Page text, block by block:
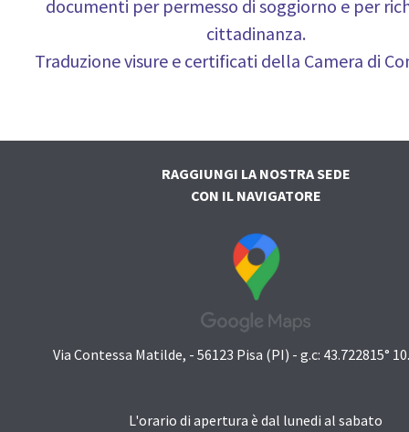
documenti per permesso di soggiorno e per
cittadinanza.
Traduzione visure e certificati della Camera di
RAGGIUNGI LA NOSTRA SEDE
CON IL NAVIGATORE
Via Contessa Matilde, - 56123 Pisa (PI) - g.c: 43.722815°
L'orario di apertura è dal lunedi al sabato